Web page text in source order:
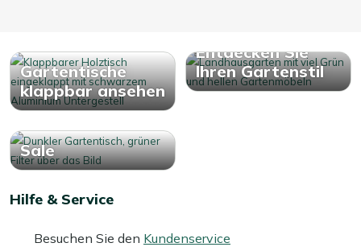
Gartentische
klappbar ansehen
Entdecken Sie
Ihren Gartenstil
Sale
Hilfe & Service
Besuchen Sie den Kundenservice